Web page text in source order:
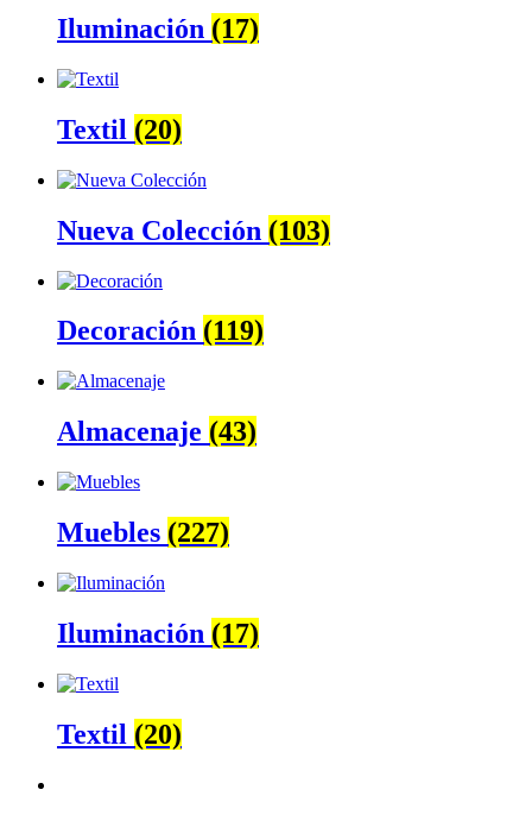
Iluminación (17)
Textil (20)
Nueva Colección (103)
Decoración (119)
Almacenaje (43)
Muebles (227)
Iluminación (17)
Textil (20)